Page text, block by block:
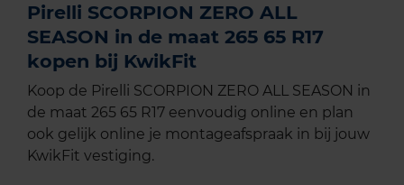
Pirelli SCORPION ZERO ALL
SEASON in de maat 265 65 R17
kopen bij KwikFit
Koop de Pirelli SCORPION ZERO ALL SEASON in
de maat 265 65 R17 eenvoudig online en plan
ook gelijk online je montageafspraak in bij jouw
KwikFit vestiging.